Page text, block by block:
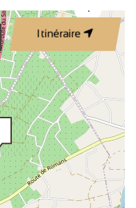
Itinéraire
4